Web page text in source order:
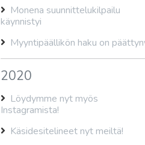
Monena suunnittelukilpailu
käynnistyi
Myyntipäällikön haku on
2020
Löydymme nyt myös
Instagramista!
Käsidesitelineet nyt meiltä!